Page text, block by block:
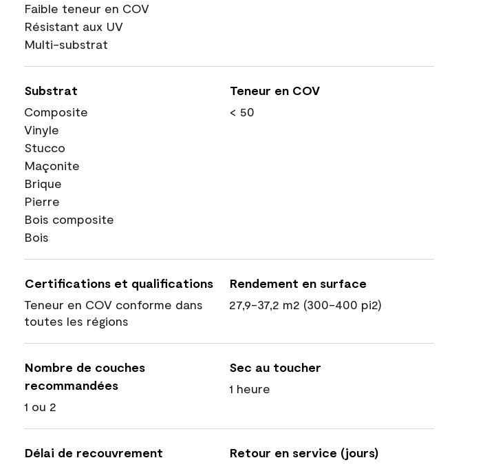
Faible teneur en COV
Résistant aux UV
Multi-substrat
Substrat
Composite
Vinyle
Stucco
Maçonite
Brique
Pierre
Bois composite
Bois
Teneur en COV
< 50
Certifications et qualifications
Teneur en COV conforme dans
toutes les régions
Rendement en surface
27,9-37,2 m2 (300-400 pi2)
Nombre de couches
recommandées
1 ou 2
Sec au toucher
1 heure
Délai de recouvrement
Retour en service (jours)